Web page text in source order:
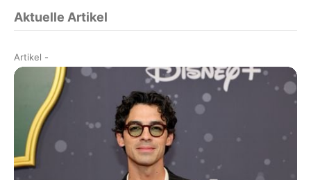
Aktuelle Artikel
Artikel -